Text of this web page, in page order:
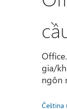
gia/
ngôn
Čeština